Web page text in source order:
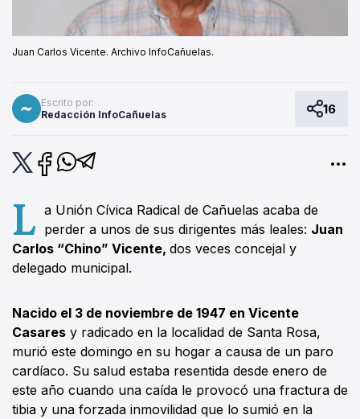
Juan Carlos Vicente. Archivo InfoCañuelas.
Escrito por:
Redacción InfoCañuelas
16
L a Unión Cívica Radical de Cañuelas acaba de
perder a unos de sus dirigentes más leales: Juan
Carlos “Chino” Vicente, dos veces concejal y
delegado municipal.
Nacido el 3 de noviembre de 1947 en Vicente
Casares y radicado en la localidad de Santa Rosa,
murió este domingo en su hogar a causa de un paro
cardíaco. Su salud estaba resentida desde enero de
este año cuando una caída le provocó una fractura de
tibia y una forzada inmovilidad que lo sumió en la